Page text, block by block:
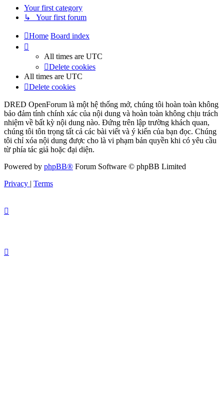
Your first category
↳ Your first forum
Home Board index
All times are UTC
Delete cookies
All times are UTC
Delete cookies
DRED OpenForum là một hệ thống mở, chúng tôi hoàn toàn không
bảo đảm tính chính xác của nội dung và hoàn toàn không chịu trách
nhiệm về bất kỳ nội dung nào. Đứng trên lập trường khách quan,
chúng tôi tôn trọng tất cả các bài viết và ý kiến của bạn đọc. Chúng
tôi chỉ xóa nội dung được cho là vi phạm bản quyền khi có yêu cầu
từ phía tác giả hoặc đại diện.
Powered by phpBB® Forum Software © phpBB Limited
Privacy | Terms